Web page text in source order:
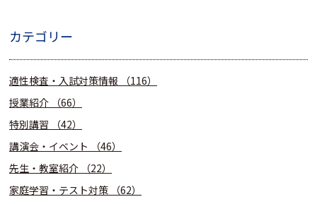
カテゴリー
適性検査・入試対策情報
（116）
授業紹介
（66）
特別講習
（42）
講演会・イベント
（46）
先生・教室紹介
（22）
家庭学習・テスト対策
（62）